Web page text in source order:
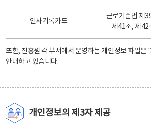
인사기록카드
근로기준법 제
제41조, 제42
또한, 진흥원 각 부서에서 운영하는 개인정보 파일은 '
안내하고 있습니다.
개인정보의 제3자 제공